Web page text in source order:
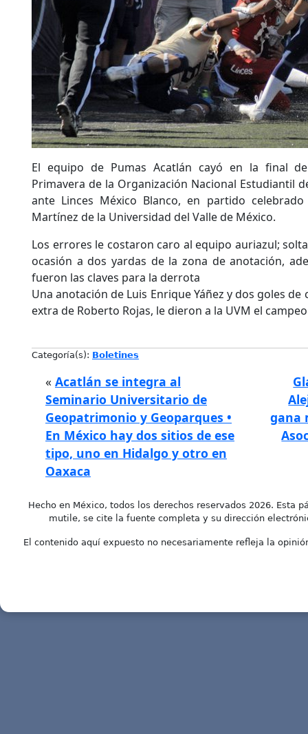
El equipo de Pumas Acatlán cayó en la final
Primavera de la Organización Nacional Estudiantil
ante Linces México Blanco, en partido
Martínez de la Universidad del Valle de México.
Los errores le costaron caro al equipo auriazul;
ocasión a dos yardas de la zona de anotación,
fueron las claves para la derrota
Una anotación de Luis Enrique Yáñez y dos goles
extra de Roberto Rojas, le dieron a la UVM el
Categoría(s): Boletines
« Acatlán se integra al
Seminario Universitario de
Geopatrimonio y Geoparques •
En México hay dos sitios de ese
tipo, uno en Hidalgo y otro en
Oaxaca
gana
Hecho en México, todos los derechos reservados 2026. Esta
mutile, se cite la fuente completa y su dirección
El contenido aquí expuesto no necesariamente refleja la